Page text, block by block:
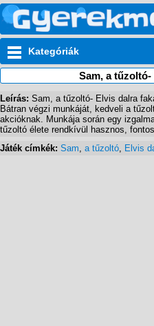
Kategóriák
Sam, a
Leírás: Sam, a tűzoltó- Elvis dalra
Bátran végzi munkáját, kedveli a
akcióknak. Munkája során egy
tűzoltó élete rendkívül hasznos,
Játék címkék: Sam, a tűzoltó, Elvis